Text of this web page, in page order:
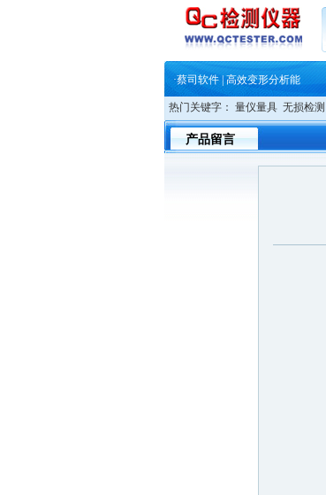
铸就AI服务器质量动脉 – 高
ZEISS BOSELLO ADR 让内部缺
蔡司和亿纬锂能达成战略合作
·蔡司软件 | 高效变形分析能
·铸就AI服务器质量动脉 – 高
·铸就AI服务器质量动脉 – 高
·ZEISS BOSELLO ADR 让内部缺
·蔡司和亿纬锂能达成战略合作
·大牌云集 买家升级 ——26
热门关键字： 量仪量具 无损检测
产品留言